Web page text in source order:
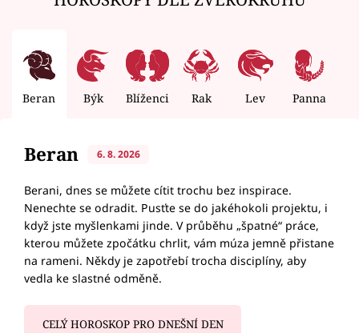
Beran Býk Blíženci Rak Lev Panna
Beran 6. 8. 2026
Berani, dnes se můžete cítit trochu bez inspirace.
Nenechte se odradit. Pusťte se do jakéhokoli projektu, i
když jste myšlenkami jinde. V průběhu „špatné“ práce,
kterou můžete zpočátku chrlit, vám múza jemně přistane
na rameni. Někdy je zapotřebí trocha disciplíny, aby
vedla ke slastné odměně.
CELÝ HOROSKOP PRO DNEŠNÍ DEN